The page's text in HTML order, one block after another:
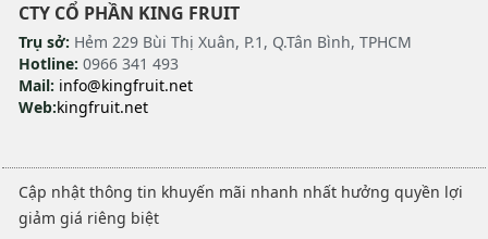
CTY CỔ PHẦN KING FRUIT
Trụ sở: Hẻm 229 Bùi Thị Xuân, P.1, Q.Tân Bình, TPHCM
Hotline: 0966 341 493
Mail: info@kingfruit.net
Web:kingfruit.net
Cập nhật thông tin khuyến mãi nhanh nhất hưởng quyền lợi
giảm giá riêng biệt